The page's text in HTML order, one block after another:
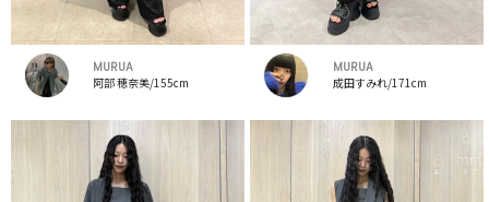
MURUA
阿部 穂奈美/155cm
MURUA
成田すみれ/171cm